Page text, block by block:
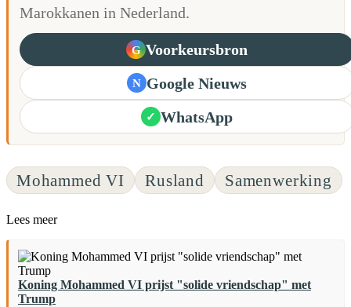
Marokkanen in Nederland.
G Voorkeursbron
N Google Nieuws
✓ WhatsApp
Mohammed VI Rusland Samenwerking
Lees meer
Koning Mohammed VI prijst "solide vriendschap" met
Trump